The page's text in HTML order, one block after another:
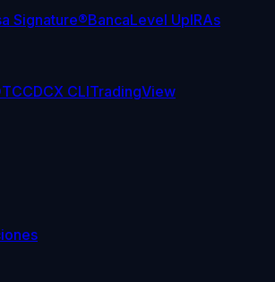
Signature®BancaLevel UpIRAs
CDCX CLITradingView